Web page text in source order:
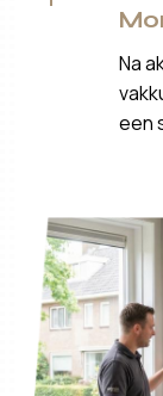
Na
een